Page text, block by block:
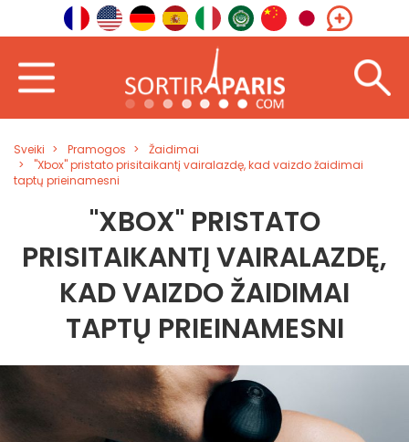
Sveiki Pramogos
Žaidimai
"Xbox" pristato prisitaikantį vairalazdę, kad vaizdo žaidimai
taptų prieinamesni
"XBOX" PRISTATO
PRISITAIKANTĮ VAIRALAZDĘ,
KAD VAIZDO ŽAIDIMAI
TAPTŲ PRIEINAMESNI